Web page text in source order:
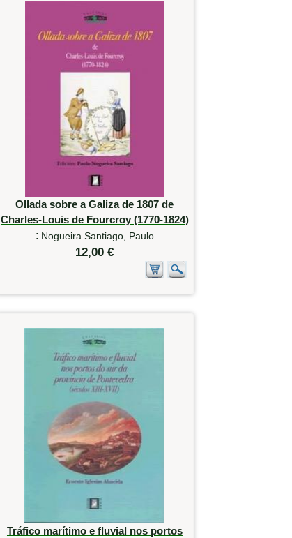
Ollada sobre a Galiza de 1807 de
Charles-Louis de Fourcroy (1770-1824)
: Nogueira Santiago, Paulo
12,00 €
Tráfico marítimo e fluvial nos portos